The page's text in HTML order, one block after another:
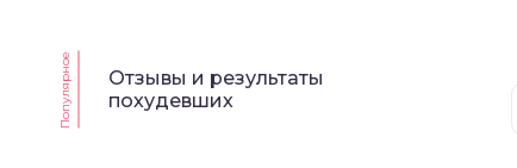
Популярное
Отзывы и результаты
похудевших